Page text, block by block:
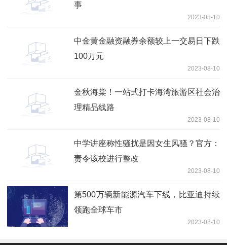
事
2023-08-10
中金黄金融资融券余额较上一交易日下跌
100万元
2023-08-10
金秋海棠！一站式打卡海湾旅游区社会治
理精品线路
2023-08-10
中学讲座称性骚扰是因女生风骚？官方：
责令该校进行整改
2023-08-10
第500万辆新能源汽车下线，比亚迪持续
领跑全球车市
2023-08-10